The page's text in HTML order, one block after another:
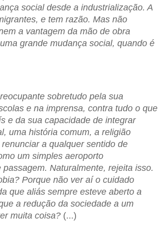
social desde a industrialização. A
e tem razão. Mas não
a vantagem da mão de obra
grande mudança social, quando é
sobretudo pela sua
e na imprensa, contra tudo o que
e da sua capacidade de integrar
uma história comum, a religião
a qualquer sentido de
um simples aeroporto
Naturalmente, rejeita isso.
Porque não ver aí o cuidado
que aliás sempre esteve aberto a
a redução da sociedade a um
muita coisa?(...)